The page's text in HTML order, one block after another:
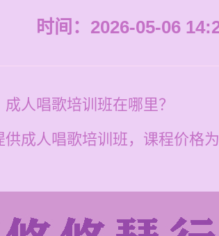
时间：2026-05-06
人唱歌培训班在哪里？
供成人唱歌培训班，课程价格